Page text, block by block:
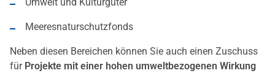
Umwelt und Kulturgüter
Meeresnaturschutzfonds
Neben diesen Bereichen können Sie auch einen Zuschuss
für Projekte mit einer hohen umweltbezogenen Wirkung